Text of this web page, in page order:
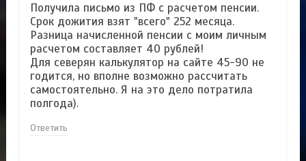
Получила письмо из ПФ с расчетом пенсии.
Срок дожития взят "всего" 252 месяца.
Разница начисленной пенсии с моим личным
расчетом составляет 40 рублей!
Для северян калькулятор на сайте 45-90 не
годится, но вполне возможно рассчитать
самостоятельно. Я на это дело потратила
полгода).
Ответить